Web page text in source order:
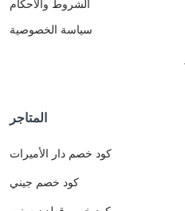
الشروط والأحكام
سياسة الخصوصية
المتاجر
كود خصم دار الأميرات
كود خصم جيني